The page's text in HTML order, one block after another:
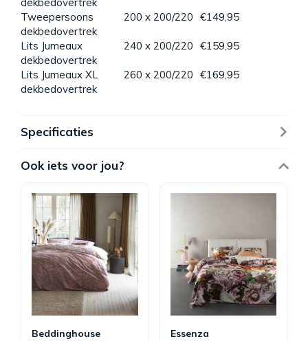
Tweepersoons
dekbedovertrek
200 x 200/220 €149,95
Lits Jumeaux
dekbedovertrek
240 x 200/220 €159,95
Lits Jumeaux XL
dekbedovertrek
260 x 200/220 €169,95
Specificaties
Ook iets voor jou?
Beddinghouse
Essenza